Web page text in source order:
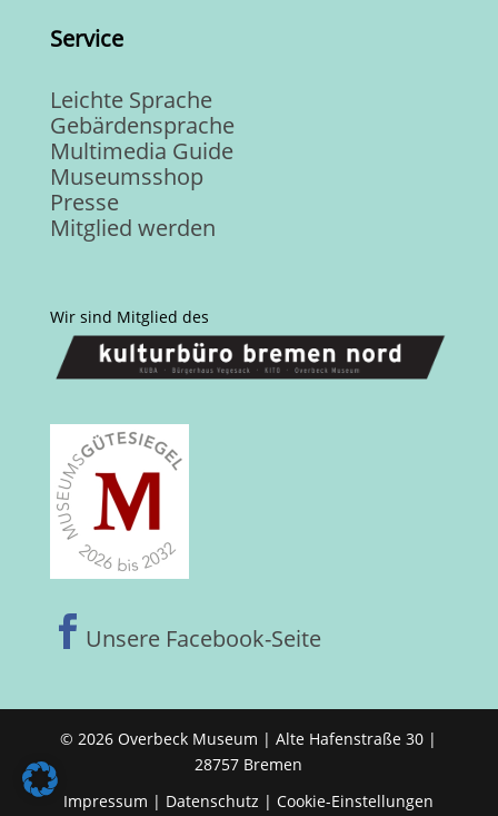
Service
Leichte Sprache
Gebärdensprache
Multimedia Guide
Museumsshop
Presse
Mitglied werden
Wir sind Mitglied des
 Unsere Facebook-Seite
© 2026 Overbeck Museum | Alte Hafenstraße 30 |
28757 Bremen
Impressum | Datenschutz |Cookie-Einstellungen